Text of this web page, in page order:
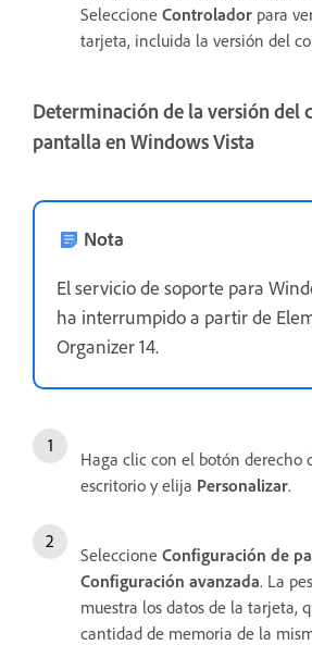
Seleccione Controlador para
tarjeta, incluida la versión del
Determinación de la versión del
pantalla en Windows Vista
Nota
El servicio de soporte para
ha interrumpido a partir de
Organizer 14.
Haga clic con el botón derecho
escritorio y elija Personalizar.
Seleccione Configuración de
Configuración avanzada. La
muestra los datos de la tarjeta,
cantidad de memoria de la